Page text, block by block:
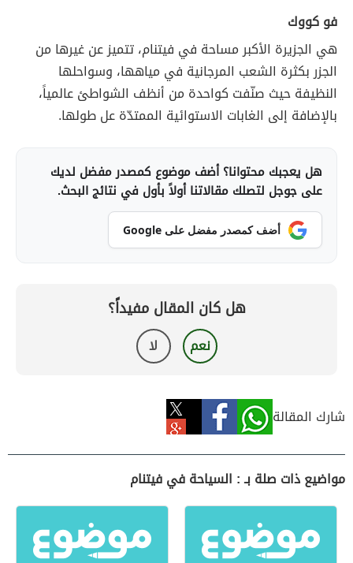
فو كووك
هي الجزيرة الأكبر مساحة في فيتنام، تتميز عن غيرها من
الجزر بكثرة الشعب المرجانية في مياهها، وسواحلها
النظيفة حيث صنّفت كواحدة من أنظف الشواطئ عالمياً،
بالإضافة إلى الغابات الاستوائية الممتدّة عل طولها.
هل يعجبك محتوانا؟ أضف موضوع كمصدر مفضل لديك
على جوجل لتصلك مقالاتنا أولاً بأول في نتائج البحث.
أضف كمصدر مفضل على Google
هل كان المقال مفيداً؟
نعم لا
شارك المقالة
مواضيع ذات صلة بـ : السياحة في فيتنام